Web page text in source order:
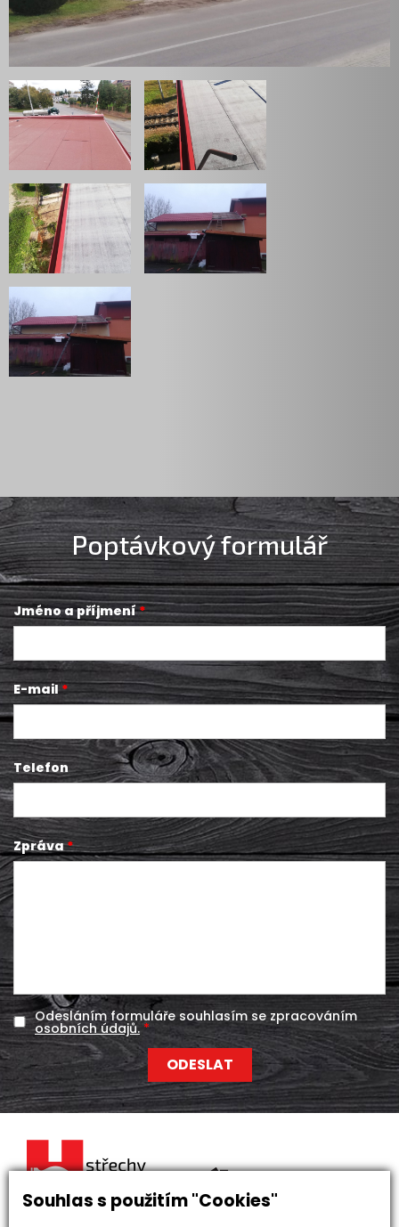
Souhlas s použitím "Cookies"
Poptávkový formulář
Jméno a příjmení
E-mail
Telefon
Zpráva
Odesláním formuláře souhlasím se zpracováním
osobních údajů.